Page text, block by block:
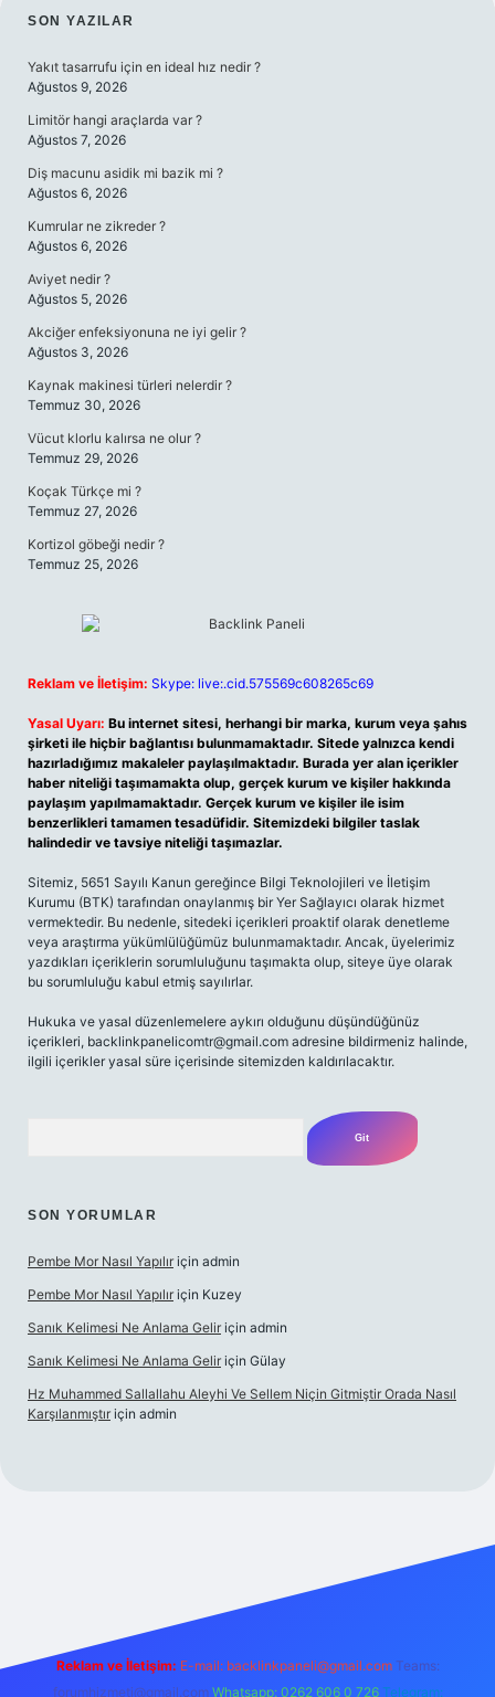
SIDEBAR
SON YAZILAR
Yakıt tasarrufu için en ideal hız nedir ?
Ağustos 9, 2026
Limitör hangi araçlarda var ?
Ağustos 7, 2026
Diş macunu asidik mi bazik mi ?
Ağustos 6, 2026
Kumrular ne zikreder ?
Ağustos 6, 2026
Aviyet nedir ?
Ağustos 5, 2026
Akciğer enfeksiyonuna ne iyi gelir ?
Ağustos 3, 2026
Kaynak makinesi türleri nelerdir ?
Temmuz 30, 2026
Vücut klorlu kalırsa ne olur ?
Temmuz 29, 2026
Koçak Türkçe mi ?
Temmuz 27, 2026
Kortizol göbeği nedir ?
Temmuz 25, 2026
Reklam ve İletişim: Skype: live:.cid.575569c608265c69
Yasal Uyarı: Bu internet sitesi, herhangi bir marka, kurum veya şahıs
şirketi ile hiçbir bağlantısı bulunmamaktadır. Sitede yalnızca kendi
hazırladığımız makaleler paylaşılmaktadır. Burada yer alan içerikler
haber niteliği taşımamakta olup, gerçek kurum ve kişiler hakkında
paylaşım yapılmamaktadır. Gerçek kurum ve kişiler ile isim
benzerlikleri tamamen tesadüfidir. Sitemizdeki bilgiler taslak
halindedir ve tavsiye niteliği taşımazlar.
Sitemiz, 5651 Sayılı Kanun gereğince Bilgi Teknolojileri ve İletişim
Kurumu (BTK) tarafından onaylanmış bir Yer Sağlayıcı olarak hizmet
vermektedir. Bu nedenle, sitedeki içerikleri proaktif olarak denetleme
veya araştırma yükümlülüğümüz bulunmamaktadır. Ancak, üyelerimiz
yazdıkları içeriklerin sorumluluğunu taşımakta olup, siteye üye olarak
bu sorumluluğu kabul etmiş sayılırlar.
Hukuka ve yasal düzenlemelere aykırı olduğunu düşündüğünüz
içerikleri, backlinkpanelicomtr@gmail.com adresine bildirmeniz halinde,
ilgili içerikler yasal süre içerisinde sitemizden kaldırılacaktır.
SON YORUMLAR
Pembe Mor Nasıl Yapılır için admin
Pembe Mor Nasıl Yapılır için Kuzey
Sanık Kelimesi Ne Anlama Gelir için admin
Sanık Kelimesi Ne Anlama Gelir için Gülay
Hz Muhammed Sallallahu Aleyhi Ve Sellem Niçin Gitmiştir Orada Nasıl
Karşılanmıştır için admin
Reklam ve İletişim: E-mail: backlinkpaneli@gmail.com Teams:
forumhizmeti@gmail.com Whatsapp: 0262 606 0 726 Telegram: